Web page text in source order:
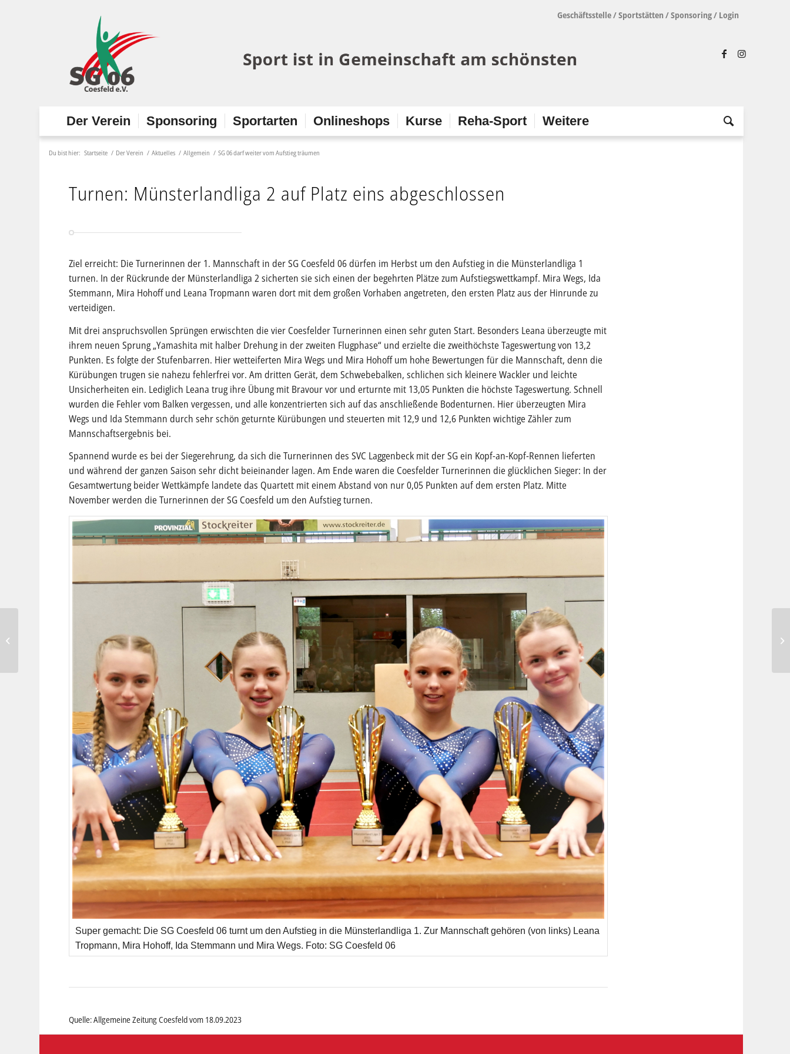
Geschäftsstelle/Sportstätten /Sponsoring/ Login
Der Verein Sponsoring Sportarten Onlineshops Kurse Reha-Sport Weitere
Du bist hier: Startseite / Der Verein / Aktuelles / Allgemein / SG 06 darf weiter vom Aufstieg träumen
Turnen: Münsterlandliga 2 auf Platz eins abgeschlossen
Ziel erreicht: Die Turnerinnen der 1. Mannschaft in der SG Coesfeld 06 dürfen im Herbst um den Aufstieg in die Münsterlandliga 1
turnen. In der Rückrunde der Münsterlandliga 2 sicherten sie sich einen der begehrten Plätze zum Aufstiegswettkampf. Mira Wegs, Ida
Stemmann, Mira Hohoff und Leana Tropmann waren dort mit dem großen Vorhaben angetreten, den ersten Platz aus der Hinrunde zu
verteidigen.
Mit drei anspruchsvollen Sprüngen erwischten die vier Coesfelder Turnerinnen einen sehr guten Start. Besonders Leana überzeugte mit
ihrem neuen Sprung „Yamashita mit halber Drehung in der zweiten Flugphase“ und erzielte die zweithöchste Tageswertung von 13,2
Punkten. Es folgte der Stufenbarren. Hier wetteiferten Mira Wegs und Mira Hohoff um hohe Bewertungen für die Mannschaft, denn die
Kürübungen trugen sie nahezu fehlerfrei vor. Am dritten Gerät, dem Schwebebalken, schlichen sich kleinere Wackler und leichte
Unsicherheiten ein. Lediglich Leana trug ihre Übung mit Bravour vor und erturnte mit 13,05 Punkten die höchste Tageswertung. Schnell
wurden die Fehler vom Balken vergessen, und alle konzentrierten sich auf das anschließende Bodenturnen. Hier überzeugten Mira
Wegs und Ida Stemmann durch sehr schön geturnte Kürübungen und steuerten mit 12,9 und 12,6 Punkten wichtige Zähler zum
Mannschaftsergebnis bei.
Spannend wurde es bei der Siegerehrung, da sich die Turnerinnen des SVC Laggenbeck mit der SG ein Kopf-an-Kopf-Rennen lieferten
und während der ganzen Saison sehr dicht beieinander lagen. Am Ende waren die Coesfelder Turnerinnen die glücklichen Sieger: In der
Gesamtwertung beider Wettkämpfe landete das Quartett mit einem Abstand von nur 0,05 Punkten auf dem ersten Platz. Mitte
November werden die Turnerinnen der SG Coesfeld um den Aufstieg turnen.
Super gemacht: Die SG Coesfeld 06 turnt um den Aufstieg in die Münsterlandliga 1. Zur Mannschaft gehören (von links) Leana
Tropmann, Mira Hohoff, Ida Stemmann und Mira Wegs. Foto: SG Coesfeld 06
Quelle: Allgemeine Zeitung Coesfeld vom 18.09.2023